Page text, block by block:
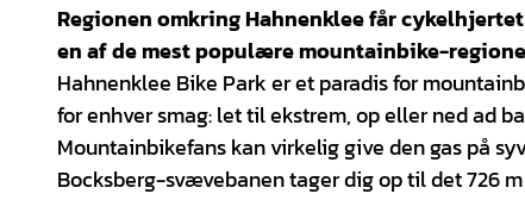
Regionen omkring Hahnenklee får
en af de mest populære mountainbike-
Hahnenklee Bike Park er et paradis for
for enhver smag: let til ekstrem, op eller ned ad
Mountainbikefans kan virkelig give den gas på
Bocksberg-svævebanen tager dig op til det 726